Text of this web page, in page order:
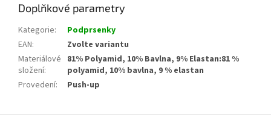
Doplňkové parametry
Kategorie:
Podprsenky
EAN:
Zvolte variantu
Materiálové
složení:
81% Polyamid, 10% Bavlna, 9% Elastan:81 %
polyamid, 10% bavlna, 9 % elastan
Provedení: Push-up